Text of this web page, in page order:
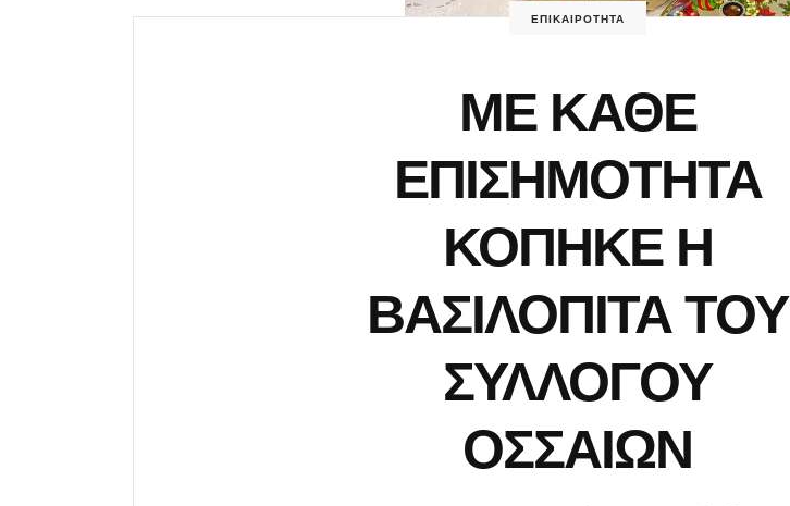
ΕΠΙΚΑΙΡΟΤΗΤΑ
ΜΕ ΚΑΘΕ
ΕΠΙΣΗΜΟΤΗΤΑ
ΚΟΠΗΚΕ Η
ΒΑΣΙΛΟΠΙΤΑ ΤΟΥ
ΣΥΛΛΟΓΟΥ
ΟΣΣΑΙΩΝ